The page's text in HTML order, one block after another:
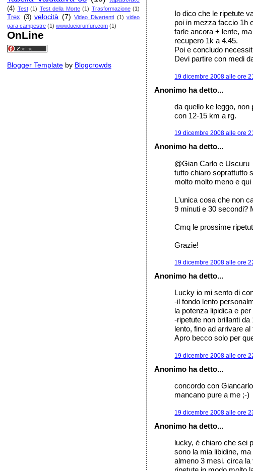
(4) Test (1) Test della Morte (1) Trasformazione (1)
Trex (3) velocità (7) Video Divertenti (1) video
gara campestre (1) www.luciorunfun.com (1)
OnLine
Blogger Template by Blogcrowds
Io dico che le ripetute
poi in mezza faccio 1h
farle ancora + lente,
recupero 1k a 4.45.
Poi e concludo
Devi partire con medi
19 dicembre 2008 alle ore
Anonimo ha detto...
da quello ke leggo,
con 12-15 km a rg.
19 dicembre 2008 alle ore
Anonimo ha detto...
@Gian Carlo e Uscuru
tutto chiaro soprattutto
molto molto meno e
L'unica cosa che non
9 minuti e 30 secondi?
Cmq le prossime
Grazie!
19 dicembre 2008 alle ore
Anonimo ha detto...
Lucky io mi sento di
-il fondo lento
la potenza lipidica e
-ripetute non brillanti
lento, fino ad arrivare
Apro becco solo per
19 dicembre 2008 alle ore
Anonimo ha detto...
concordo con
mancano pure a me ;-)
19 dicembre 2008 alle ore
Anonimo ha detto...
lucky, è chiaro che sei
sono la mia libidine,
almeno 3 mesi. circa la